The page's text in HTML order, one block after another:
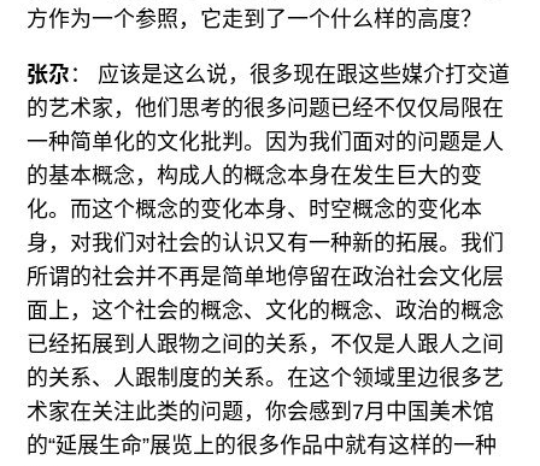
方作为一个参照，它走到了一个什么样的高度？
张尕 ： 应该是这么说，很多现在跟这些媒介打交道
的艺术家，他们思考的很多问题已经不仅仅局限在
一种简单化的文化批判。因为我们面对的问题是人
的基本概念，构成人的概念本身在发生巨大的变
化。而这个概念的变化本身、时空概念的变化本
身，对我们对社会的认识又有一种新的拓展。我们
所谓的社会并不再是简单地停留在政治社会文化层
面上，这个社会的概念、文化的概念、政治的概念
已经拓展到人跟物之间的关系，不仅是人跟人之间
的关系、人跟制度的关系。在这个领域里边很多艺
术家在关注此类的问题，你会感到7月中国美术馆
的“延展生命”展览上的很多作品中就有这样的一种